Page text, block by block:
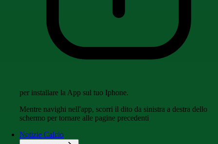
per installare la App sul tuo Iphone.
Mentre navighi nell'app, scorri il dito da sinistra a destra dello
schermo per tornare alle pagine precedenti
Notizie Calcio